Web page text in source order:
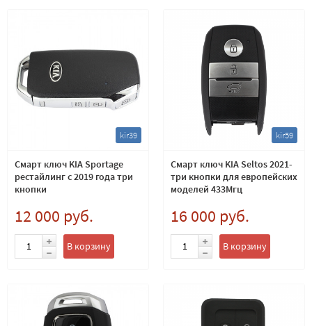
kir39
Смарт ключ KIA Sportage
рестайлинг с 2019 года три
кнопки
12 000 руб.
В корзину
kir59
Смарт ключ KIA Seltos 2021-
три кнопки для европейских
моделей 433Мгц
16 000 руб.
В корзину